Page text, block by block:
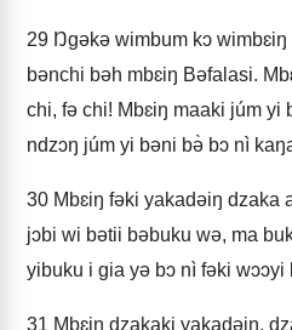
29 Ŋgəkə wimbum kɔ
bənchi bəh mbɛiŋ Bəfalasi.
chi, fə chi! Mbɛiŋ maaki júm yi
ndzɔŋ júm yi bəni bə̀ bɔ nì
30 Mbɛiŋ fəki yakadəiŋ dzaka
jɔbi wi bətii bəbuku wə, ma
yibuku i gia yə bɔ nì fəki wɔɔyi
31 Mbɛiŋ dzakaki yakadəiŋ,